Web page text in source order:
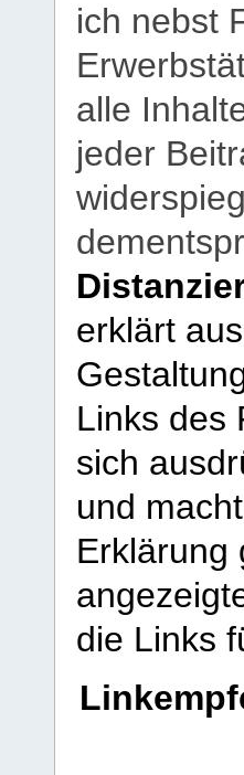
ich nebst
alle
jeder
erklärt
Links des
sich
und
Erklärung
die Links